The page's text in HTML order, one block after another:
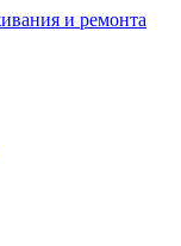
и ремонта